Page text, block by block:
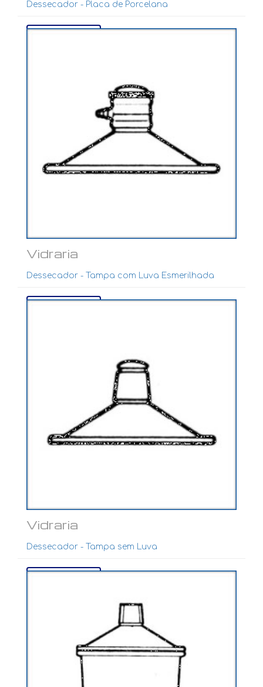
Dessecador - Placa de Porcelana
Ver mais...
Vidraria
Dessecador - Tampa com Luva Esmerilhada
Ver mais...
Vidraria
Dessecador - Tampa sem Luva
Ver mais...